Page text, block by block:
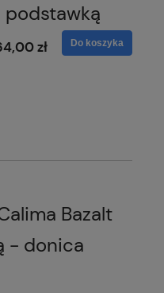
podstawką
zł Do koszyka
Bazalt
- donica